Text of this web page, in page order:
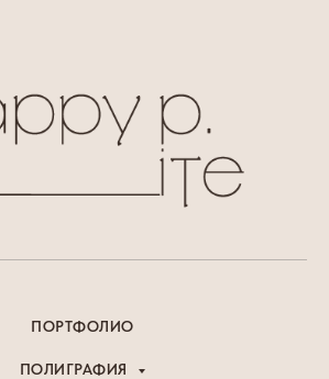
ПОРТФОЛИО
ПОЛИГРАФИЯ